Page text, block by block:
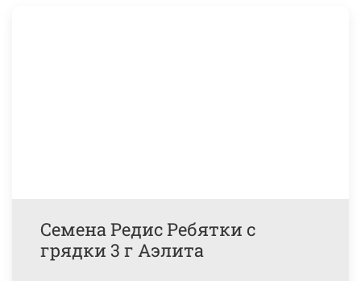
Семена Редис Ребятки с
грядки 3 г Аэлита